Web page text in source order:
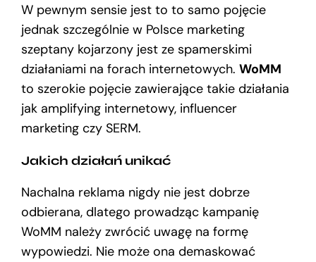
W pewnym sensie jest to to samo pojęcie
jednak szczególnie w Polsce marketing
szeptany kojarzony jest ze spamerskimi
działaniami na forach internetowych. WoMM
to szerokie pojęcie zawierające takie działania
jak amplifying internetowy, influencer
marketing czy SERM.
Jakich działań unikać
Nachalna reklama nigdy nie jest dobrze
odbierana, dlatego prowadząc kampanię
WoMM należy zwrócić uwagę na formę
wypowiedzi. Nie może ona demaskować